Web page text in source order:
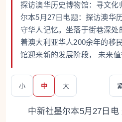
探访澳华历史博物馆：寻文
尔本5月27日电题：探访澳华
守华人记忆。坐落于街巷深
着澳大利亚华人200余年的移
馆迎来新的发展阶段， 未来值
小 中 大
中新社墨尔本5月27日电